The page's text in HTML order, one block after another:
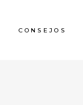
CONSEJOS